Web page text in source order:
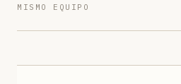
MISMO EQUIPO